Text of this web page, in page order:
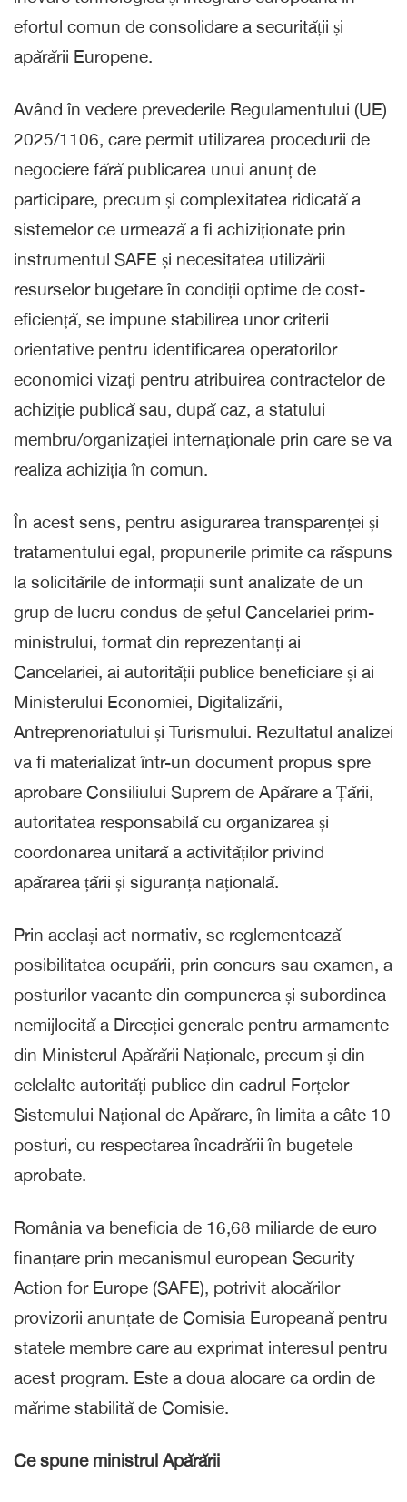
efortul comun de consolidare a securității și
apărării Europene.
Având în vedere prevederile Regulamentului (UE)
2025/1106, care permit utilizarea procedurii de
negociere fără publicarea unui anunț de
participare, precum și complexitatea ridicată a
sistemelor ce urmează a fi achiziționate prin
instrumentul SAFE și necesitatea utilizării
resurselor bugetare în condiții optime de cost-
eficiență, se impune stabilirea unor criterii
orientative pentru identificarea operatorilor
economici vizați pentru atribuirea contractelor de
achiziție publică sau, după caz, a statului
membru/organizației internaționale prin care se va
realiza achiziția în comun.
În acest sens, pentru asigurarea transparenței și
tratamentului egal, propunerile primite ca răspuns
la solicitările de informații sunt analizate de un
grup de lucru condus de șeful Cancelariei prim-
ministrului, format din reprezentanți ai
Cancelariei, ai autorității publice beneficiare și ai
Ministerului Economiei, Digitalizării,
Antreprenoriatului și Turismului. Rezultatul analizei
va fi materializat într-un document propus spre
aprobare Consiliului Suprem de Apărare a Țării,
autoritatea responsabilă cu organizarea și
coordonarea unitară a activităților privind
apărarea țării și siguranța națională.
Prin același act normativ, se reglementează
posibilitatea ocupării, prin concurs sau examen, a
posturilor vacante din compunerea și subordinea
nemijlocită a Direcției generale pentru armamente
din Ministerul Apărării Naționale, precum și din
celelalte autorități publice din cadrul Forțelor
Sistemului Național de Apărare, în limita a câte 10
posturi, cu respectarea încadrării în bugetele
aprobate.
România va beneficia de 16,68 miliarde de euro
finanțare prin mecanismul european Security
Action for Europe (SAFE), potrivit alocărilor
provizorii anunțate de Comisia Europeană pentru
statele membre care au exprimat interesul pentru
acest program. Este a doua alocare ca ordin de
mărime stabilită de Comisie.
Ce spune ministrul Apărării